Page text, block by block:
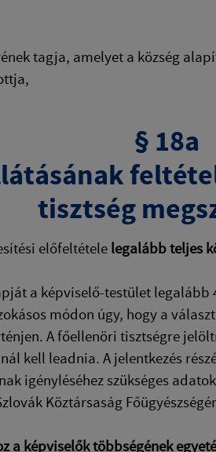
tagja, amelyet a község
§ 18a
tisztség
előfeltétele legalább teljes
a képviselő-testület
módon úgy, hogy a
A főellenöri tisztségre
kell leadnia. A jelentkezés
igényléséhez szükséges
Köztársaság
a képviselők többségének